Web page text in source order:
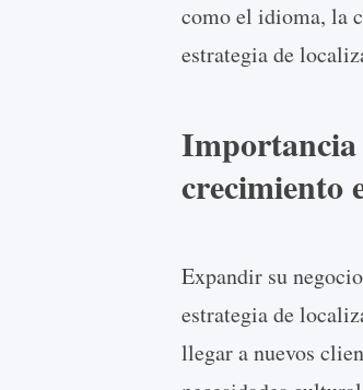
como el idioma, la
estrategia de
Importancia
crecimiento
Expandir su
estrategia de
llegar a nuevos